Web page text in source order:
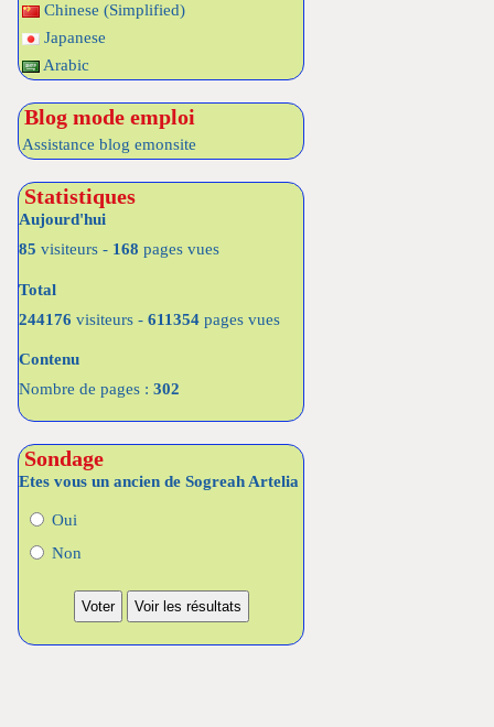
Chinese (Simplified)
Japanese
Arabic
Blog mode emploi
Assistance blog emonsite
Statistiques
Aujourd'hui
85 visiteurs - 168 pages vues
Total
244176 visiteurs - 611354 pages vues
Contenu
Nombre de pages : 302
Sondage
Etes vous un ancien de Sogreah Artelia
Oui
Non